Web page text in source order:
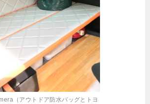
（アウトドア防水バッグとトヨ